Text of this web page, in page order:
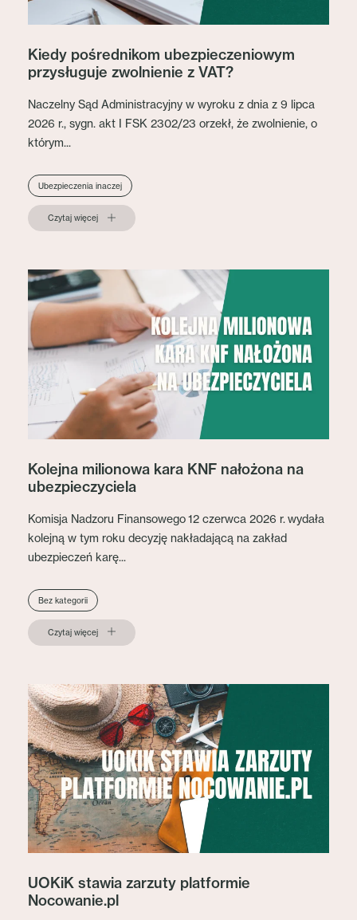
Kiedy pośrednikom ubezpieczeniowym
przysługuje zwolnienie z VAT?
Naczelny Sąd Administracyjny w wyroku z dnia z 9 lipca
2026 r., sygn. akt I FSK 2302/23 orzekł, że zwolnienie, o
którym...
Ubezpieczenia inaczej
Czytaj więcej
Kolejna milionowa kara KNF nałożona na
ubezpieczyciela
Komisja Nadzoru Finansowego 12 czerwca 2026 r. wydała
kolejną w tym roku decyzję nakładającą na zakład
ubezpieczeń karę...
Bez kategorii
Czytaj więcej
UOKiK stawia zarzuty platformie
Nocowanie.pl